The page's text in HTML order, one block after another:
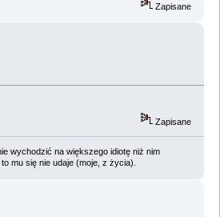
Zapisane
Zapisane
wychodzić na większego idiotę niż nim
mu się nie udaje (moje, z życia).